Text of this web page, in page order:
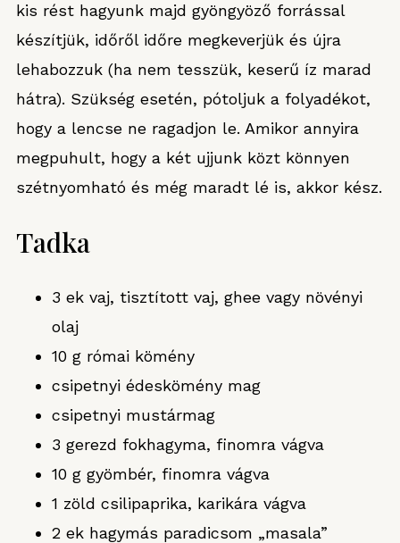
kis rést hagyunk majd gyöngyöző forrással
készítjük, időről időre megkeverjük és újra
lehabozzuk (ha nem tesszük, keserű íz marad
hátra). Szükség esetén, pótoljuk a folyadékot,
hogy a lencse ne ragadjon le. Amikor annyira
megpuhult, hogy a két ujjunk közt könnyen
szétnyomható és még maradt lé is, akkor kész.
Tadka
3 ek vaj, tisztított vaj, ghee vagy növényi
olaj
10 g római kömény
csipetnyi édeskömény mag
csipetnyi mustármag
3 gerezd fokhagyma, finomra vágva
10 g gyömbér, finomra vágva
1 zöld csilipaprika, karikára vágva
2 ek hagymás paradicsom „masala”